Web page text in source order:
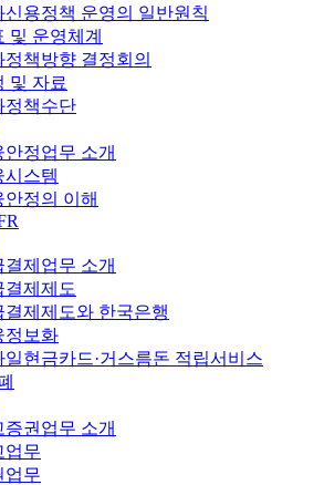
신용정책 운영의 일반원칙
및 운영체계
정책방향 결정회의
및 자료
정책수단
안정업무 소개
시스템
안정의 이해
결제업무 소개
결제제도
결제제도와 한국은행
정보화
일현금카드·거스름돈 적립서비스
증권업무 소개
업무
업무